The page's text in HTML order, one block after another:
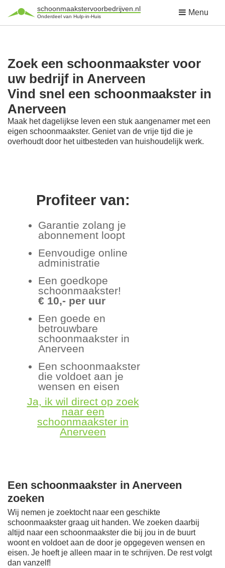
schoonmaakstervoorbedrijven.nl
Onderdeel van Hulp-in-Huis Menu
Zoek een schoonmaakster voor
uw bedrijf in Anerveen
Vind snel een schoonmaakster in
Anerveen
Maak het dagelijkse leven een stuk aangenamer met een
eigen schoonmaakster. Geniet van de vrije tijd die je
overhoudt door het uitbesteden van huishoudelijk werk.
Profiteer van:
Garantie zolang je
abonnement loopt
Eenvoudige online
administratie
Een goedkope
schoonmaakster!
€ 10,- per uur
Een goede en
betrouwbare
schoonmaakster in
Anerveen
Een schoonmaakster
die voldoet aan je
wensen en eisen
Ja, ik wil direct op zoek
naar een
schoonmaakster in
Anerveen
Een schoonmaakster in Anerveen
zoeken
Wij nemen je zoektocht naar een geschikte
schoonmaakster graag uit handen. We zoeken daarbij
altijd naar een schoonmaakster die bij jou in de buurt
woont en voldoet aan de door je opgegeven wensen en
eisen. Je hoeft je alleen maar in te schrijven. De rest volgt
dan vanzelf!